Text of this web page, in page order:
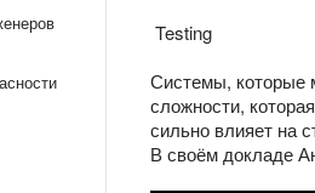
Testing
Системы, которые
сложности,
сильно влияет на
В своём докладе